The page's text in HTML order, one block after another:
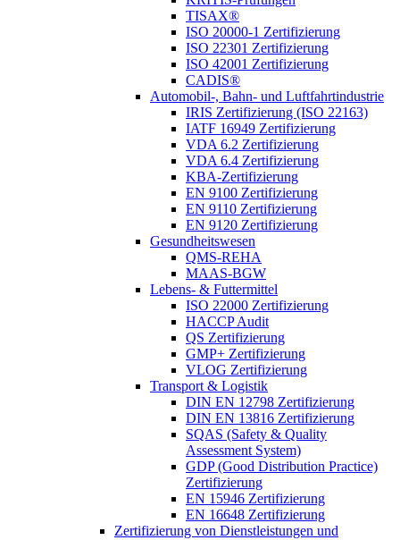
TISAX®
ISO 20000-1 Zertifizierung
ISO 22301 Zertifizierung
ISO 42001 Zertifizierung
CADIS®
Automobil-, Bahn- und Luftfahrtindustrie
IRIS Zertifizierung (ISO 22163)
IATF 16949 Zertifizierung
VDA 6.2 Zertifizierung
VDA 6.4 Zertifizierung
KBA-Zertifizierung
EN 9100 Zertifizierung
EN 9110 Zertifizierung
EN 9120 Zertifizierung
Gesundheitswesen
QMS-REHA
MAAS-BGW
Lebens- & Futtermittel
ISO 22000 Zertifizierung
HACCP Audit
QS Zertifizierung
GMP+ Zertifizierung
VLOG Zertifizierung
Transport & Logistik
DIN EN 12798 Zertifizierung
DIN EN 13816 Zertifizierung
SQAS (Safety & Quality
Assessment System)
GDP (Good Distribution Practice)
Zertifizierung
EN 15946 Zertifizierung
EN 16648 Zertifizierung
Zertifizierung von Dienstleistungen und